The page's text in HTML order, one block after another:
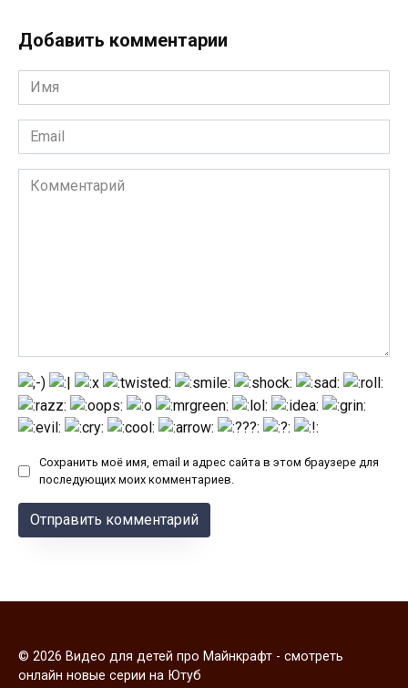
Добавить комментарии
Имя
*
Email
*
Комментарий
Сохранить моё имя, email и адрес сайта в этом браузере для
последующих моих комментариев.
© 2026 Видео для детей про Майнкрафт - смотреть
онлайн новые серии на Ютуб